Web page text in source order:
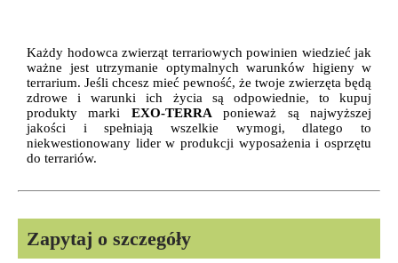
Każdy hodowca zwierząt terrariowych powinien wiedzieć jak
ważne jest utrzymanie optymalnych warunków higieny w
terrarium. Jeśli chcesz mieć pewność, że twoje zwierzęta będą
zdrowe i warunki ich życia są odpowiednie, to kupuj
produkty marki EXO-TERRA ponieważ są najwyższej
jakości i spełniają wszelkie wymogi, dlatego to
niekwestionowany lider w produkcji wyposażenia i osprzętu
do terrariów.
Zapytaj o szczegóły